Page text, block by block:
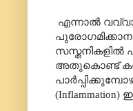
എന്നാൽ
സസ്തനികളിൽ
അതുകൊണ്ട്
(Inflammation)